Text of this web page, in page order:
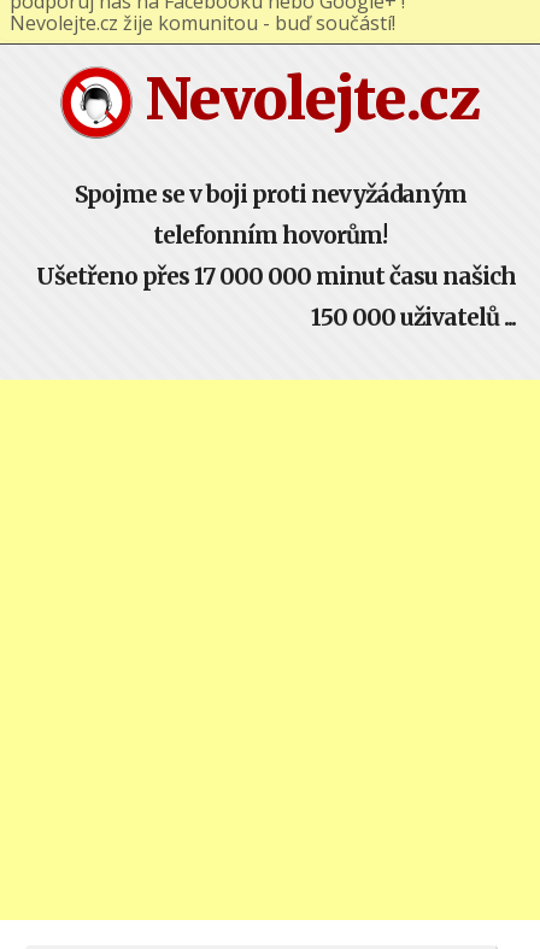
Nevolejte.cz
Spojme se v boji proti nevyžádaným
telefonním hovorům!
Ušetřeno přes 17 000 000 minut času našich
150 000 uživatelů ...
podporuj nás na Facebooku nebo Google+ !
Nevolejte.cz žije komunitou - buď součástí!